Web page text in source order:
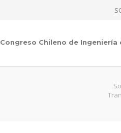
Congreso Chileno de